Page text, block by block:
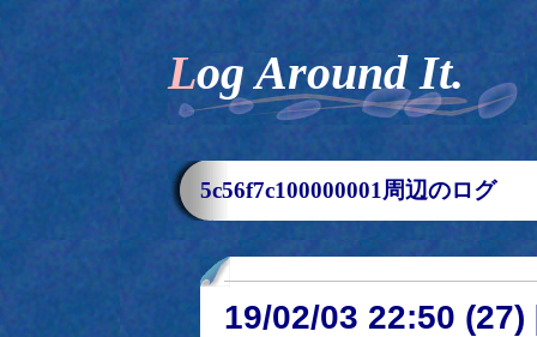
Log Around It.
5c56f7c100000001周辺のログ
19/02/03 22:50 (27)